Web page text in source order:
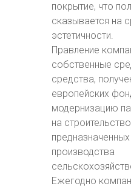
покрытие, что
сказывается на
эстетичности.
Правление
собственные
средства,
европейских
модернизацию
на
производства
Ежегодно